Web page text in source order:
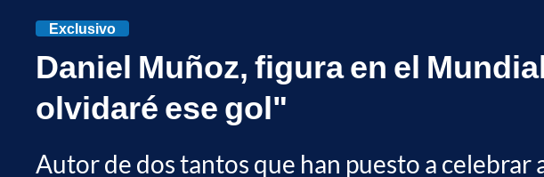
Exclusivo
Daniel Muñoz, figura en el
olvidaré ese gol"
Autor de dos tantos que han puesto a